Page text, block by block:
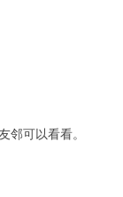
邻可以看看。